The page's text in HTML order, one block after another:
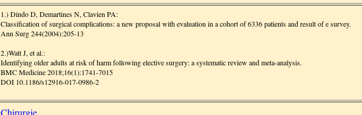
1.) Dindo D, Demartines N, Clavien PA:
Classification of surgical complications: a new proposal with evaluation in a cohort of 6336 patients and result of e survey.
Ann Surg 244(2004):205-13
2.)Watt J, et al.:
Identifying older adults at risk of harm following elective surgery: a systematic review and meta-analysis.
BMC Medicine 2018;16(1):1741-7015
DOI 10.1186/s12916-017-0986-2
Chirurgie